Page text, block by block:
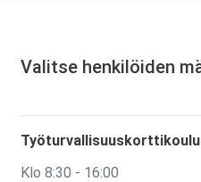
Valitse henkilöiden
Klo 8:30 - 16:00